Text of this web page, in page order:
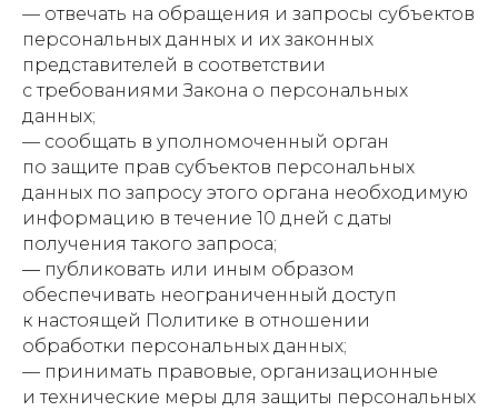
— отвечать на обращения и запросы субъектов
персональных данных и их законных
представителей в соответствии
с требованиями Закона о персональных
данных;
— сообщать в уполномоченный орган
по защите прав субъектов персональных
данных по запросу этого органа необходимую
информацию в течение 10 дней с даты
получения такого запроса;
— публиковать или иным образом
обеспечивать неограниченный доступ
к настоящей Политике в отношении
обработки персональных данных;
— принимать правовые, организационные
и технические меры для защиты персональных